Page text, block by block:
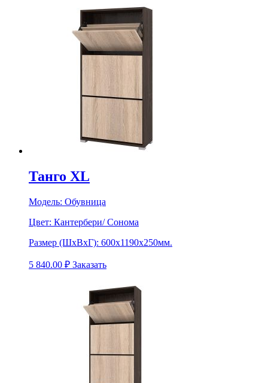
Танго XL
Модель: Обувница
Цвет: Кантербери/ Сонома
Размер (ШхВхГ): 600х1190х250мм.
5 840.00 ₽ Заказать